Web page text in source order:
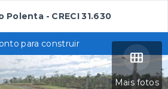
Polenta - CRECI 31.630
Mais fotos
para construir